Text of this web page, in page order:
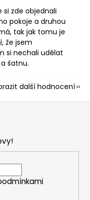
si zde objednali
pokoje a druhou
tak jak tomu je
že jsem
si nechali udělat
šatnu.
další hodnocení